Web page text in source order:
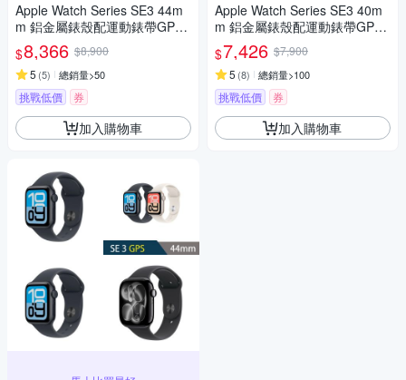
Apple Watch Series SE3 44m
m 鋁金屬錶殼配運動錶帶GPS
智慧手錶
$8,366 $8,900
5 (5) 總銷量>50
挑戰低價 券
加入購物車
Apple Watch Series SE3 40m
m 鋁金屬錶殼配運動錶帶GPS
智慧手錶
$7,426 $7,900
5 (8) 總銷量>100
挑戰低價 券
加入購物車